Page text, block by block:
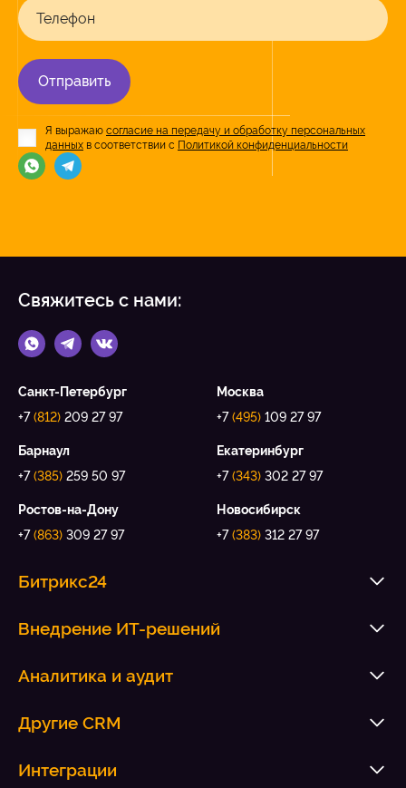
Телефон
Отправить
Я выражаю согласие на передачу и обработку персональных
данных в соответствии с Политикой конфиденциальности
Свяжитесь с нами:
Санкт-Петербург
+7(812) 209 27 97
Москва
+7(495) 109 27 97
Барнаул
+7(385) 259 50 97
Екатеринбург
+7(343) 302 27 97
Ростов-на-Дону
+7(863) 309 27 97
Новосибирск
+7(383) 312 27 97
Битрикс24
Внедрение ИТ-решений
Аналитика и аудит
Другие CRM
Интеграции